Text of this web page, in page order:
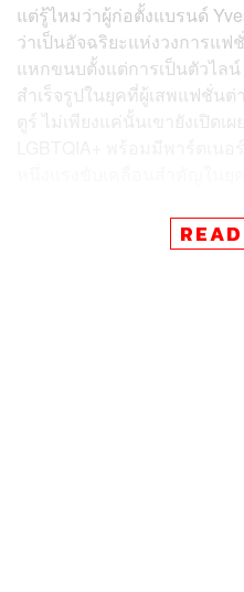
แต่รู้ไหมว่าผู้ก่อตั้งแบรนด์
ว่าเป็นอัจฉริยะแห่งวงการแฟ
แหกขนบตั้งแต่การเป็นตัวไลน์
สำเร็จรูปในยุคที่ผู้เสพแฟชั่น
ตูร์ ไม่เพียงแค่นั้นเขายังเปิดเ
วันนี้ THE STANDARD
ดีไซเนอร์ Yves Saint